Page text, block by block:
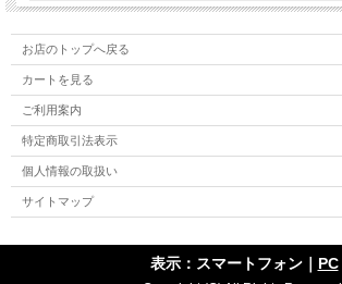
お店のトップへ戻る
カートを見る
ご利用案内
特定商取引法表示
個人情報の取扱い
サイトマップ
表示：スマートフォン｜ PC